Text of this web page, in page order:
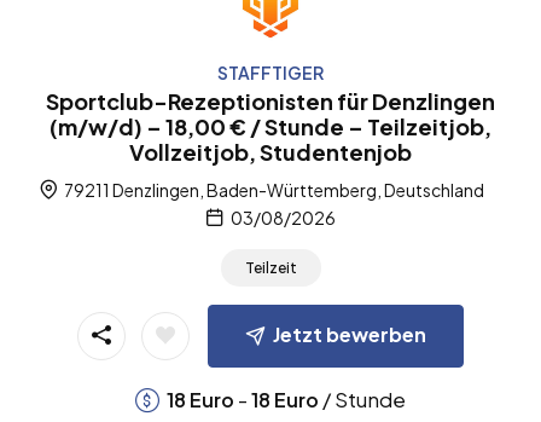
STAFFTIGER
Sportclub-Rezeptionisten für Denzlingen
(m/w/d) – 18,00 € / Stunde – Teilzeitjob,
Vollzeitjob, Studentenjob
79211 Denzlingen, Baden-Württemberg, Deutschland
03/08/2026
Teilzeit
Jetzt bewerben
18 Euro -18 Euro / Stunde